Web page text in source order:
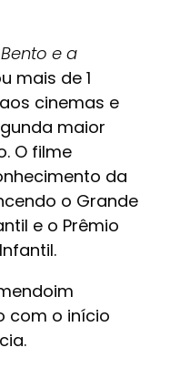
e a
mais de 1
cinemas e
maior
O filme
da
o Grande
e o Prêmio
com o início